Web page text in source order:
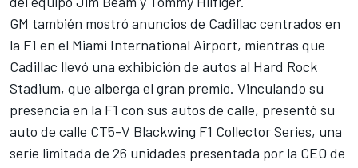
GM también mostró anuncios de Cadillac centrados en
la F1 en el Miami International Airport, mientras que
Cadillac llevó una exhibición de autos al Hard Rock
Stadium, que alberga el gran premio. Vinculando su
presencia en la F1 con sus autos de calle, presentó su
auto de calle CT5-V Blackwing F1 Collector Series, una
serie limitada de 26 unidades presentada por la CEO de